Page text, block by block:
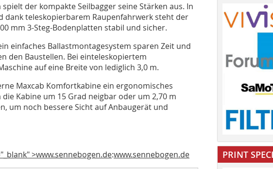
der kompakte Seilbagger seine Stärken aus. In
dank teleskopierbarem Raupenfahrwerk steht der
mm 3-Steg-Bodenplatten stabil und sicher.
einfaches Ballastmontagesystem sparen Zeit und
den Baustellen. Bei einteleskopiertem
auf eine Breite von lediglich 3,0 m.
Maxcab Komfortkabine ein ergonomisches
Kabine um 15 Grad neigbar oder um 2,70 m
um noch bessere Sicht auf Anbaugerät und
>www.sennebogen.de:www.sennebogen.de PRINT